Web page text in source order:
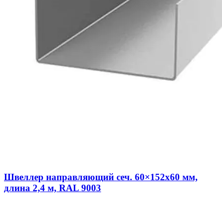
Швеллер направляющий сеч. 60×152х60 мм,
длина 2,4 м, RAL 9003